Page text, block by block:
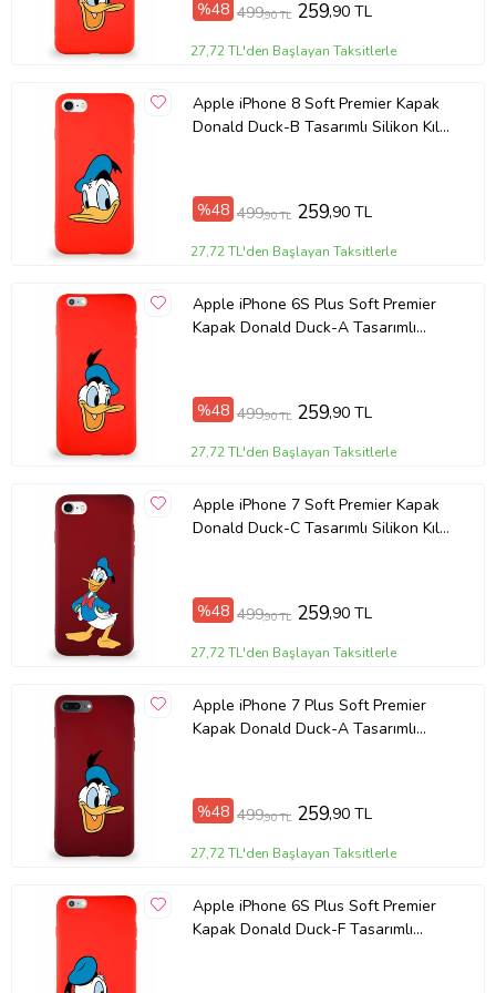
Ürün Kodu:kcm37135150
%48 499,90 TL 259,90 TL
27,72 TL'den Başlayan Taksitlerle
Apple iPhone 8 Soft Premier Kapak
Donald Duck-B Tasarımlı Silikon Kılıf
%48 499,90 TL 259,90 TL
27,72 TL'den Başlayan Taksitlerle
Apple iPhone 6S Plus Soft Premier
Kapak Donald Duck-A Tasarımlı
%48 499,90 TL 259,90 TL
27,72 TL'den Başlayan Taksitlerle
Apple iPhone 7 Soft Premier Kapak
Donald Duck-C Tasarımlı Silikon Kılıf
%48 499,90 TL 259,90 TL
27,72 TL'den Başlayan Taksitlerle
Apple iPhone 7 Plus Soft Premier
Kapak Donald Duck-A Tasarımlı
%48 499,90 TL 259,90 TL
27,72 TL'den Başlayan Taksitlerle
Apple iPhone 6S Plus Soft Premier
Kapak Donald Duck-F Tasarımlı